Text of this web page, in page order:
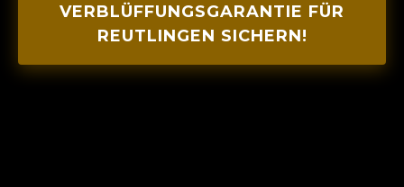
VERBLÜFFUNGSGARANTIE FÜR
REUTLINGEN SICHERN!